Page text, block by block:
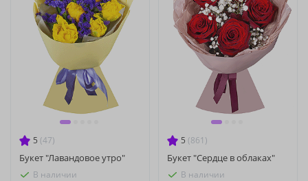
5 (47)
Букет "Лавандовое утро"
В наличии
5 (861)
Букет "Сердце в облаках"
В наличии